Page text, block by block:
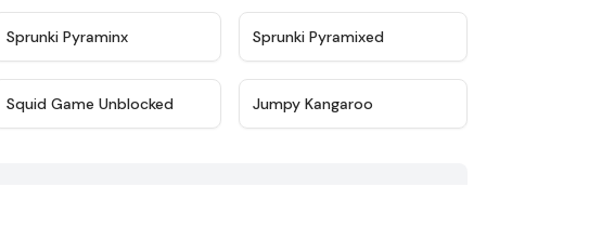
Sprunki Pyraminx Sprunki Pyramixed
★
Squid Game Unblocked Jumpy Kangaroo